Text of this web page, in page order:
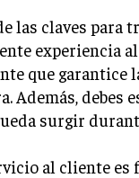
las claves para
experiencia
que garantice
Además,
surgir
al cliente es